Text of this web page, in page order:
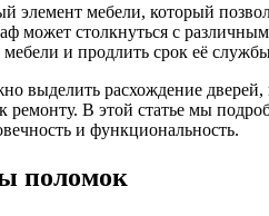
мебели, который
может столкнуться с
и продлить срок её
выделить расхождение
ремонту. В этой статье мы
и функциональность.
поломок